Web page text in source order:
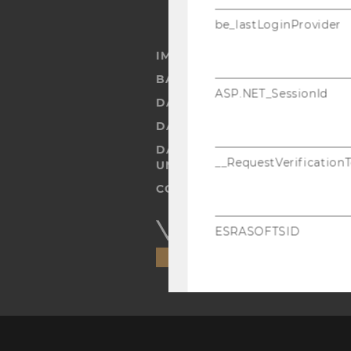
IMPRESSUM
DATENSCHUTZERKLÄRUNG
DATENSCHUTZERKLÄRUNG
DATENSCHUTZERKLÄRUNG
UND STUDIERENDE
COOKIE EINSTELLUNGEN
Barrierefreiheitserklärung
Webseite
be_lastLoginProvider
ASP.NET_SessionId
ESRASOFTSID